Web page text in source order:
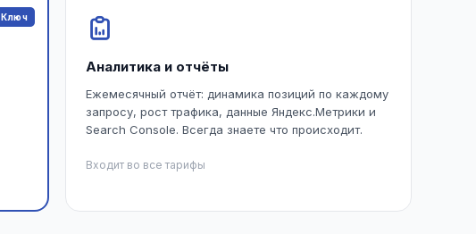
Ключ
Аналитика и отчёты
Ежемесячный отчёт: динамика позиций по каждому
запросу, рост трафика, данные Яндекс.Метрики и
Search Console. Всегда знаете что происходит.
Входит во все тарифы